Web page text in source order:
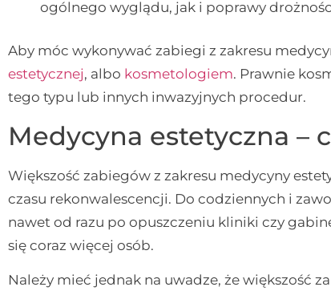
ogólnego wyglądu, jak i poprawy
Aby móc wykonywać zabiegi z zakresu
estetycznej, albo kosmetologiem. Prawnie
tego typu lub innych inwazyjnych procedur.
Medycyna estetyczna –
Większość zabiegów z zakresu medycyny
czasu rekonwalescencji. Do codziennych i
nawet od razu po opuszczeniu kliniki czy
się coraz więcej osób.
Należy mieć jednak na uwadze, że większość